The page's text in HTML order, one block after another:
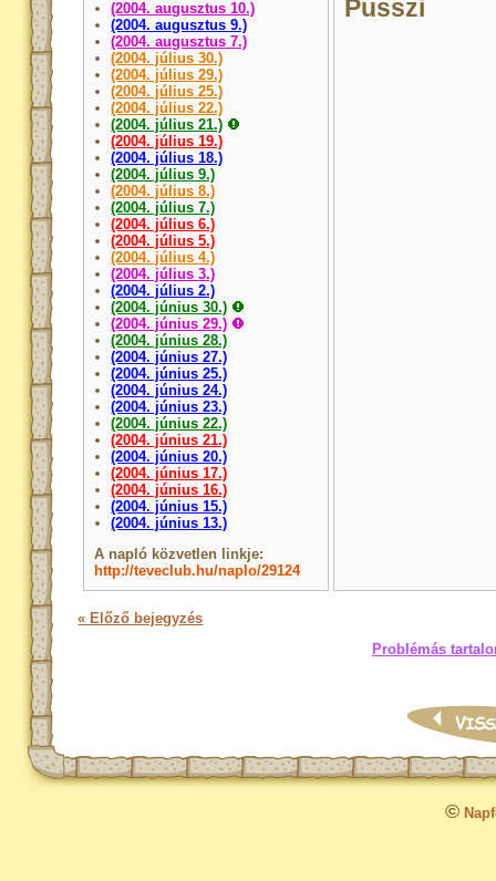
(2004. augusztus 10.)
(2004. augusztus 9.)
(2004. augusztus 7.)
(2004. július 30.)
(2004. július 29.)
(2004. július 25.)
(2004. július 22.)
(2004. július 21.)
(2004. július 19.)
(2004. július 18.)
(2004. július 9.)
(2004. július 8.)
(2004. július 7.)
(2004. július 6.)
(2004. július 5.)
(2004. július 4.)
(2004. július 3.)
(2004. július 2.)
(2004. június 30.)
(2004. június 29.)
(2004. június 28.)
(2004. június 27.)
(2004. június 25.)
(2004. június 24.)
(2004. június 23.)
(2004. június 22.)
(2004. június 21.)
(2004. június 20.)
(2004. június 17.)
(2004. június 16.)
(2004. június 15.)
(2004. június 13.)
A napló közvetlen linkje:
http://teveclub.hu/naplo/29124
Pusszi
« Előző bejegyzés
Problémás
©